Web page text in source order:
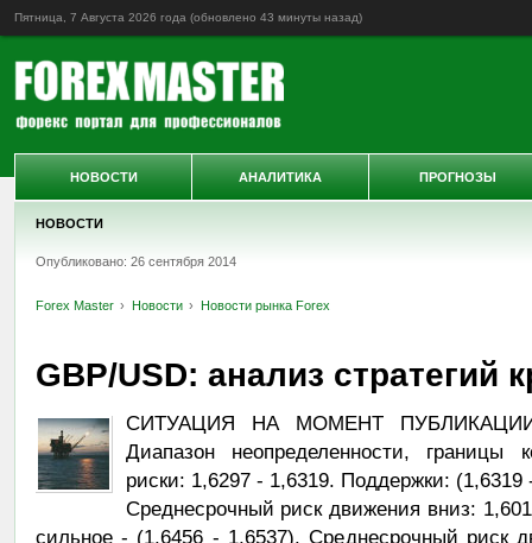
Пятница, 7 Августа 2026 года (обновлено 43 минуты назад)
НОВОСТИ
Опубликовано: 26 сентября 2014
Forex Master Новости Новости рынка Forex
GBP/USD: анализ стратегий
СИТУАЦИЯ НА МОМЕНТ ПУБЛИКАЦИИ
Диапазон неопределенности, границы
риски: 1,6297 - 1,6319. Поддержки:
Среднесрочный риск движения вниз:
сильное - (1,6456 - 1,6537). Среднесрочный риск
НОВОСТИ АНАЛИТИКА ПРОГНОЗЫ